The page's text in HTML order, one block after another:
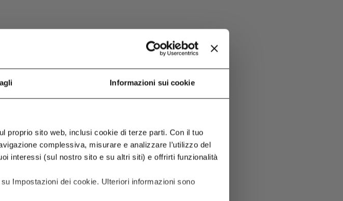
Informazioni sui cookie
proprio sito web, inclusi cookie di terze parti. Con il tuo
complessiva, misurare e analizzare l’utilizzo del
interessi (sul nostro sito e su altri siti) e offrirti funzionalità
Impostazioni dei cookie. Ulteriori informazioni sono